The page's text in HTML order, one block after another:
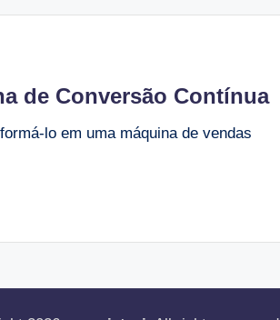
de Conversão Contínua
lo em uma máquina de vendas